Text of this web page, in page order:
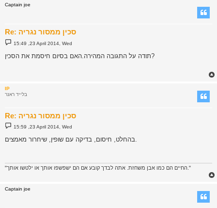
Captain joe
Re: סכין ממסור נגריה
P
o
t
15:49 ,23 April 2014, Wed
תודה על התגובה המהירה.האם בסיום חיסמת את הסכין?
IP
בלייד ראנר
Re: סכין ממסור נגריה
P
o
t
15:59 ,23 April 2014, Wed
בהחלט, חיסום, בדיקה עם שופין, שיחרור מאמצים.
"החיים הם כמו אבן משחזת. אתה לבדך קובע אם הם ישפשפו אותך או ילטשו אותך."
Captain joe